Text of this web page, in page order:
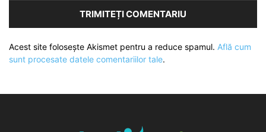
Acest site folosește Akismet pentru a reduce spamul. Află cum
sunt procesate datele comentariilor tale.